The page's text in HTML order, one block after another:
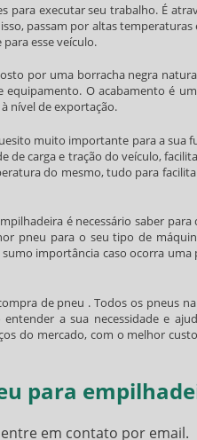
para executar seu trabalho. É
passam por altas
esse veículo.
por uma borracha negra
equipamento. O acabamento é
nível de exportação.
muito importante para a sua
de carga e tração do veículo,
do mesmo, tudo para
é necessário saber
pneu para o seu tipo de
importância caso ocorra uma
de pneu . Todos os pneus
a sua necessidade e
do mercado, com o melhor
para
em contato por email.